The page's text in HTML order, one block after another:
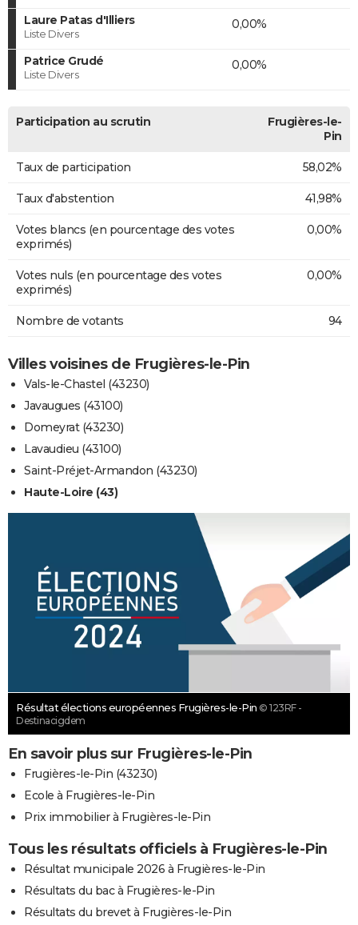
Laure Patas d'Illiers
Liste Divers
0,00%
Patrice Grudé
Liste Divers
0,00%
Participation au scrutin
Frugières-le-
Pin
Taux de participation 58,02%
Taux d'abstention 41,98%
Votes blancs (en pourcentage des votes
exprimés)
0,00%
Votes nuls (en pourcentage des votes
exprimés)
0,00%
Nombre de votants 94
Villes voisines de Frugières-le-Pin
Vals-le-Chastel (43230)
Javaugues (43100)
Domeyrat (43230)
Lavaudieu (43100)
Saint-Préjet-Armandon (43230)
Haute-Loire (43)
Résultat élections européennes Frugières-le-Pin © 123RF -
Destinacigdem
En savoir plus sur Frugières-le-Pin
Frugières-le-Pin (43230)
Ecole à Frugières-le-Pin
Prix immobilier à Frugières-le-Pin
Tous les résultats officiels à Frugières-le-Pin
Résultat municipale 2026 à Frugières-le-Pin
Résultats du bac à Frugières-le-Pin
Résultats du brevet à Frugières-le-Pin